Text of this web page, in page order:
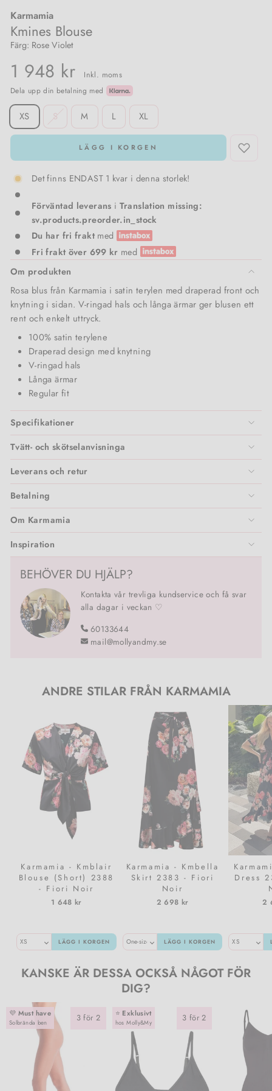
Karmamia
Kmines Blouse
Färg: Rose Violet
1 948 kr
Inkl. moms
Dela upp din betalning med
SIZE
XS S M L XL
LÄGG I KORGEN
Det finns ENDAST 1 kvar i denna storlek!
Förväntad leverans i Translation missing:
sv.products.preorder.in_stock
Du har fri frakt med
Fri frakt över 699 kr med
Om produkten
Rosa blus från Karmamia i satin terylen med draperad front och
knytning i sidan. V-ringad hals och långa ärmar ger blusen ett
rent och enkelt uttryck.
100% satin terylene
Draperad design med knytning
V-ringad hals
Långa ärmar
Regular fit
Specifikationer
Tvätt- och skötselanvisninga
Leverans och retur
Betalning
Om Karmamia
Inspiration
BEHÖVER DU HJÄLP?
Kontakta vår trevliga kundservice och få svar
alla dagar i veckan ♡
60133644
mail@mollyandmy.se
ANDRE STILAR FRÅN KARMAMIA
Karmamia - Kmblair
Blouse (Short) 2388
- Fiori Noir
1 648 kr
LÄGG I KORGEN
Karmamia - Kmbella
Skirt 2383 - Fiori
Noir
2 698 kr
LÄGG I KORGEN
Dress
2
KANSKE ÄR DESSA OCKSÅ NÅGOT FÖR
DIG?
3 för 2
💜 Must have
Solbrända ben 3 för 2
⭐️ Exklusivt
hos Molly&My
Damstrumpor & trikåer
T-shirts & toppar
Västar
Amningsvänliga kläder
Kimono
Set
Meraki
Natalie Maria Scandinavian
Oskia
Sandstone
Santilea London / Real Rebel
Valentin Beautyline
Vita Liberata
Zarkoperfume
Pojkkläder